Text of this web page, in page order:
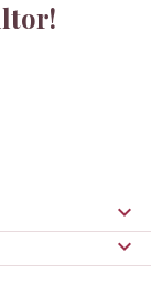

